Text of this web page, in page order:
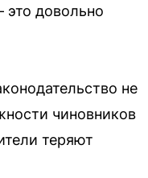
это довольно
не
чиновников
теряют